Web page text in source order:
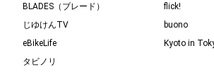
BLADES（ブレード）
flick!
じゆけんTV
buono
eBikeLife
Kyoto in
タビノリ